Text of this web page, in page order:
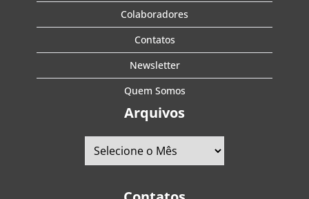
Colaboradores
Contatos
Newsletter
Quem Somos
Arquivos